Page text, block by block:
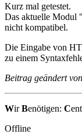
Kurz mal getestet.
Das aktuelle Modul
nicht kompatibel.
Die Eingabe von
zu einem
Beitrag geändert
WirBenötigen: C
Offline